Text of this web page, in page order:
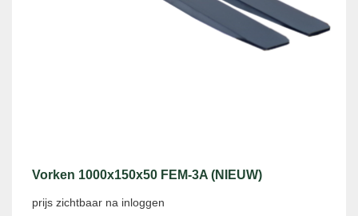
Vorken 1000x150x50 FEM-3A (NIEUW)
prijs zichtbaar na inloggen